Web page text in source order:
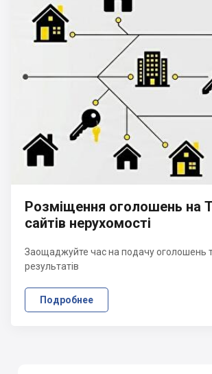
Розміщення оголошень на
сайтів нерухомості
Заощаджуйте час на подачу оголошень
результатів
Подробнее